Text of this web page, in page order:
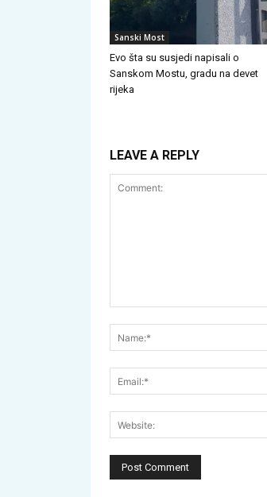
Sanski Most
Evo šta su susjedi napisali o
Sanskom Mostu, gradu na devet
rijeka
LEAVE A REPLY